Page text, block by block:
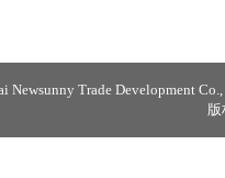
Newsunny Trade Development